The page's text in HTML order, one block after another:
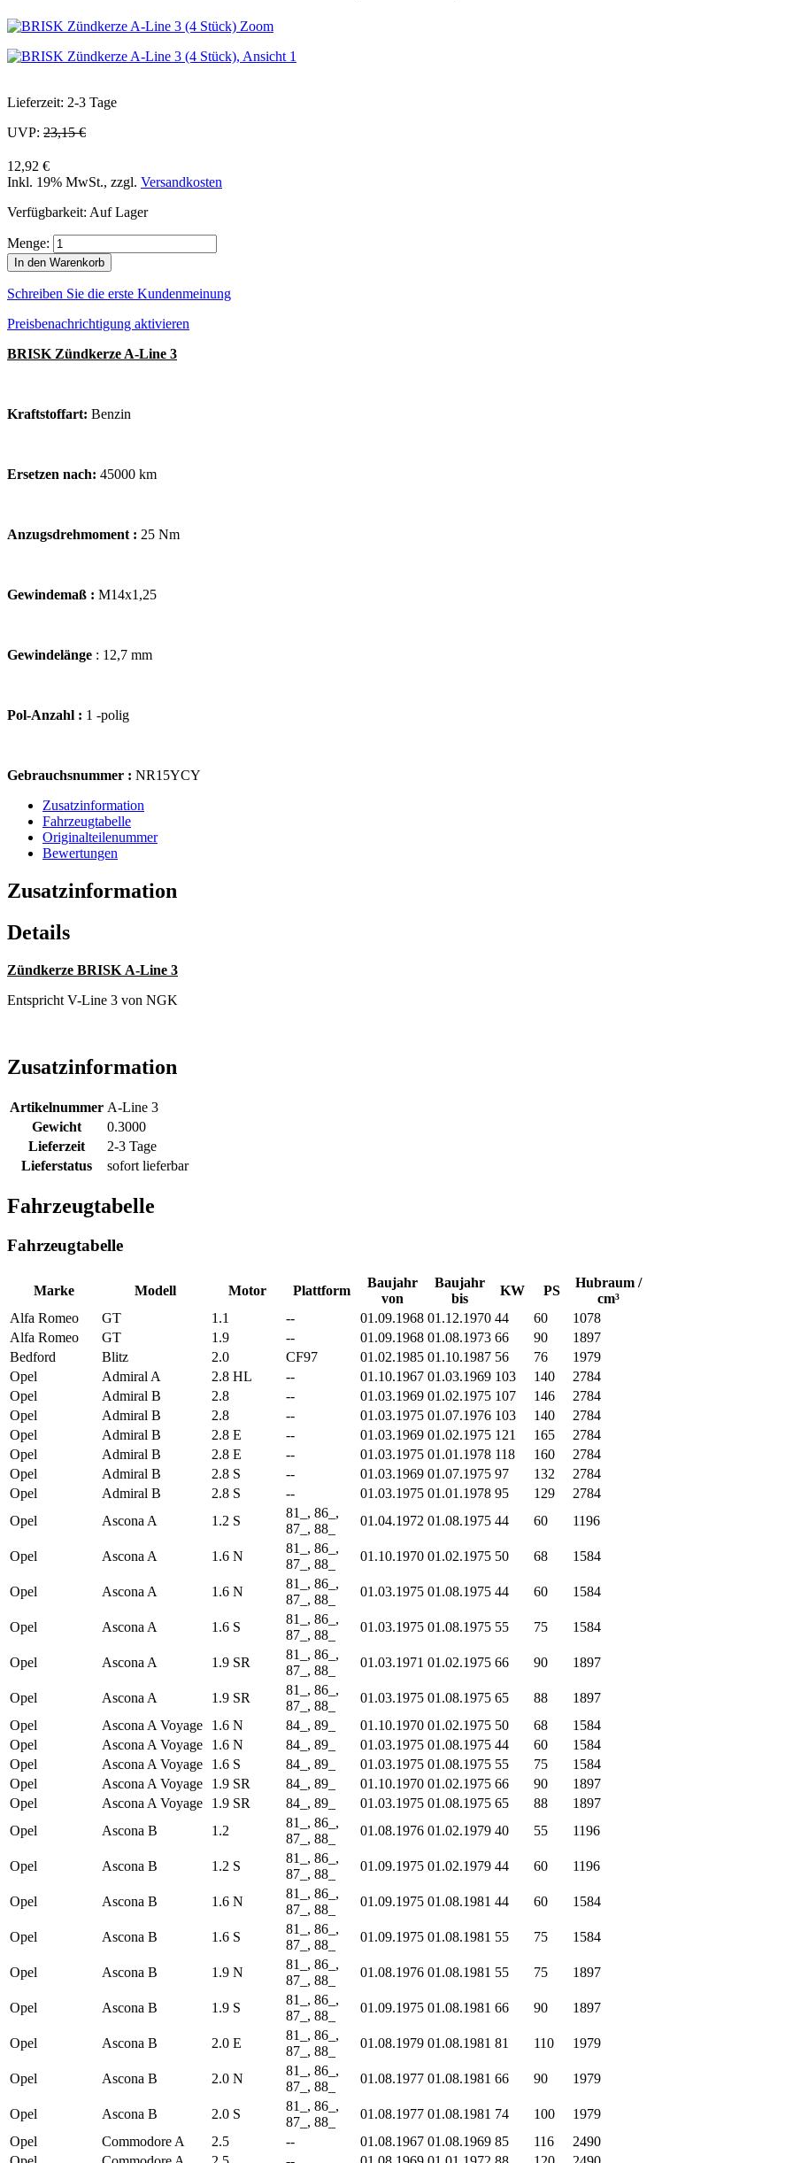
Zoom
Lieferzeit: 2-3 Tage
UVP: 23,15 €
12,92 €
Inkl. 19% MwSt., zzgl. Versandkosten
Verfügbarkeit: Auf Lager
Menge:
In den Warenkorb
Schreiben Sie die erste Kundenmeinung
Preisbenachrichtigung aktivieren
BRISK Zündkerze A-Line 3
Kraftstoffart: Benzin
Ersetzen nach: 45000 km
Anzugsdrehmoment : 25 Nm
Gewindemaß : M14x1,25
Gewindelänge : 12,7 mm
Pol-Anzahl : 1 -polig
Gebrauchsnummer : NR15YCY
Zusatzinformation
Fahrzeugtabelle
Originalteilenummer
Bewertungen
Zusatzinformation
Details
Zündkerze BRISK A-Line 3
Entspricht V-Line 3 von NGK
Zusatzinformation
Artikelnummer A-Line 3
Gewicht
0.3000
Lieferzeit
2-3 Tage
Lieferstatus
sofort lieferbar
Fahrzeugtabelle
Fahrzeugtabelle
Marke Modell Motor Plattform
Baujahr
von
Baujahr
bis
KW PS
Hubraum /
cm³
Alfa Romeo
GT 1.1 -- 01.09.1968 01.12.1970 44 60
1078
Alfa Romeo
GT 1.9 -- 01.09.1968 01.08.1973 66 90
1897
Bedford
Blitz 2.0 CF97 01.02.1985 01.10.1987 56 76
1979
Opel
Admiral A 2.8 HL -- 01.10.1967 01.03.1969 103 140
2784
Opel
Admiral B 2.8 -- 01.03.1969 01.02.1975 107 146
2784
Opel
Admiral B 2.8 -- 01.03.1975 01.07.1976 103 140
2784
Opel
Admiral B 2.8 E -- 01.03.1969 01.02.1975 121 165
2784
Opel
Admiral B 2.8 E -- 01.03.1975 01.01.1978 118 160
2784
Opel
Admiral B 2.8 S -- 01.03.1969 01.07.1975 97 132
2784
Opel
Admiral B 2.8 S -- 01.03.1975 01.01.1978 95 129
2784
Opel
Ascona A 1.2 S
81_, 86_,
87_, 88_
01.04.1972 01.08.1975 44 60 1196
Opel Ascona A 1.6 N
81_, 86_,
87_, 88_
01.10.1970 01.02.1975 50 68 1584
Opel Ascona A 1.6 N
81_, 86_,
87_, 88_
01.03.1975 01.08.1975 44 60 1584
Opel Ascona A 1.6 S
81_, 86_,
87_, 88_
01.03.1975 01.08.1975 55 75 1584
Opel Ascona A 1.9 SR
81_, 86_,
87_, 88_
01.03.1971 01.02.1975 66 90 1897
Opel Ascona A 1.9 SR
81_, 86_,
87_, 88_
01.03.1975 01.08.1975 65 88
1897
Opel
Ascona A Voyage 1.6 N 84_, 89_ 01.10.1970 01.02.1975 50 68
1584
Opel
Ascona A Voyage 1.6 N 84_, 89_ 01.03.1975 01.08.1975 44 60
1584
Opel
Ascona A Voyage 1.6 S 84_, 89_ 01.03.1975 01.08.1975 55 75
1584
Opel
Ascona A Voyage 1.9 SR 84_, 89_ 01.10.1970 01.02.1975 66 90
1897
Opel
Ascona A Voyage 1.9 SR 84_, 89_ 01.03.1975 01.08.1975 65 88
1897
Opel
Ascona B 1.2
81_, 86_,
87_, 88_
01.08.1976 01.02.1979 40 55 1196
Opel Ascona B 1.2 S
81_, 86_,
87_, 88_
01.09.1975 01.02.1979 44 60 1196
Opel Ascona B 1.6 N
81_, 86_,
87_, 88_
01.09.1975 01.08.1981 44 60 1584
Opel Ascona B 1.6 S
81_, 86_,
87_, 88_
01.09.1975 01.08.1981 55 75 1584
Opel Ascona B 1.9 N
81_, 86_,
87_, 88_
01.08.1976 01.08.1981 55 75 1897
Opel Ascona B 1.9 S
81_, 86_,
87_, 88_
01.09.1975 01.08.1981 66 90 1897
Opel Ascona B 2.0 E
81_, 86_,
87_, 88_
01.08.1979 01.08.1981 81 110 1979
Opel Ascona B 2.0 N
81_, 86_,
87_, 88_
01.08.1977 01.08.1981 66 90 1979
Opel Ascona B 2.0 S
81_, 86_,
87_, 88_
01.08.1977 01.08.1981 74 100
1979
Opel
Commodore A 2.5 -- 01.08.1967 01.08.1969 85 116
2490